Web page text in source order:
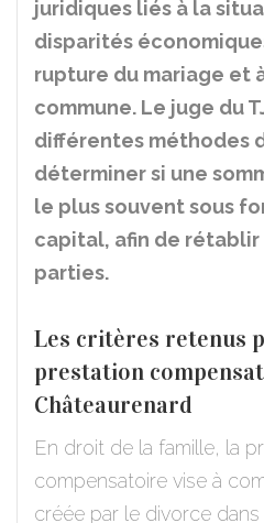
juridiques liés à la
disparités
rupture du mariage et
commune. Le juge du
différentes méthodes
déterminer si une
le plus souvent sous
capital, afin de rétablir
parties.
Les critères retenus
prestation
Châteaurenard
En droit de la famille, la
compensatoire vise à
créée par le divorce